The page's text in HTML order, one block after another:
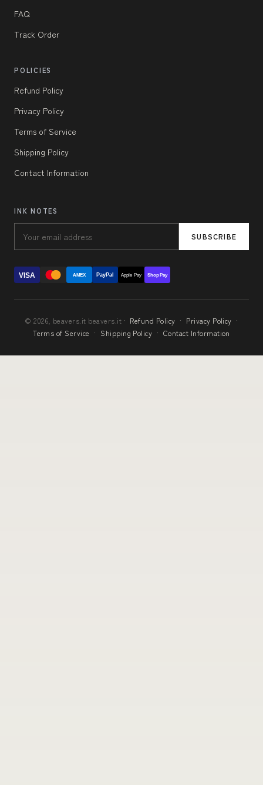
FAQ
Track Order
POLICIES
Refund Policy
Privacy Policy
Terms of Service
Shipping Policy
Contact Information
INK NOTES
SUBSCRIBE
VISA AMEX PayPal Apple Pay Shop Pay
© 2026, beavers.it beavers.it · Refund Policy · Privacy Policy ·
Terms of Service · Shipping Policy · Contact Information